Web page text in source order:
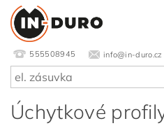
555508945 info@in-duro.cz
Úchytkové